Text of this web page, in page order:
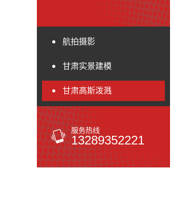
航拍摄影
甘肃实景建模
甘肃高斯泼溅
服务热线
13289352221